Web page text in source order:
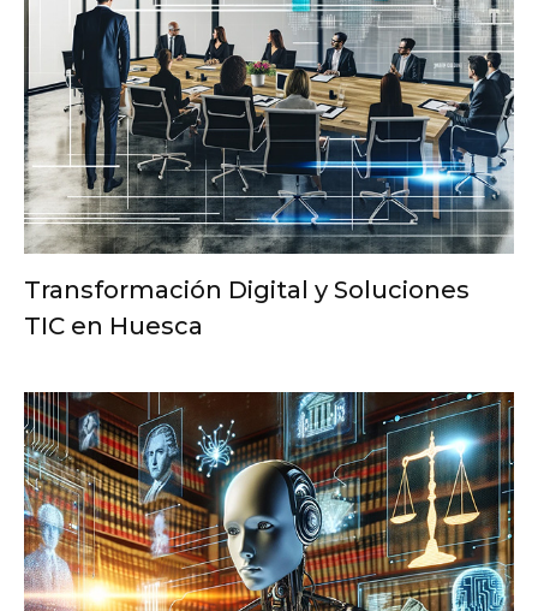
Transformación Digital y Soluciones
TIC en Huesca